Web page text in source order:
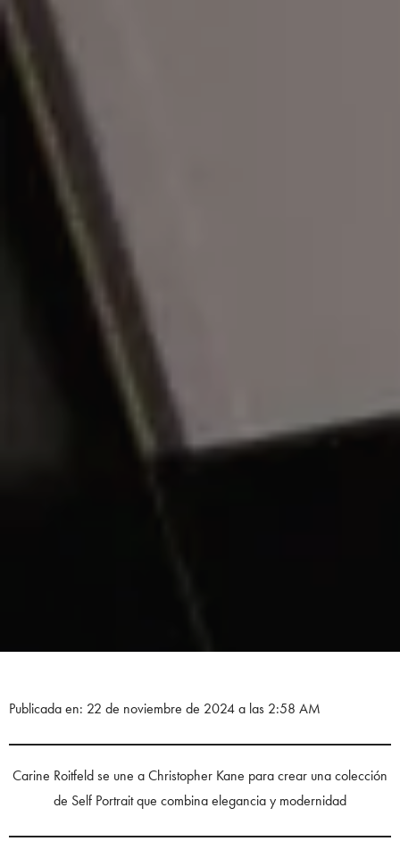
Publicada en: 22 de noviembre de 2024 a las 2:58 AM
Carine Roitfeld se une a Christopher Kane para crear una colección
de Self Portrait que combina elegancia y modernidad